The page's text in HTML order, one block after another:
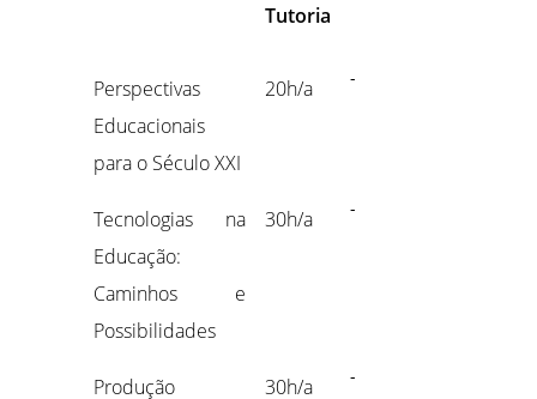
Tutoria
Perspectivas
Educacionais
para o Século XXI
20h/a -
Tecnologias na
Educação:
Caminhos e
Possibilidades
30h/a -
Produção
30h/a -